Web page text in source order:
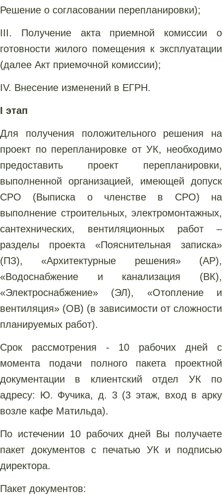
Решение о согласовании перепланировки);
III. Получение акта приемной комиссии о
готовности жилого помещения к эксплуатации
(далее Акт приемочной комиссии);
IV. Внесение изменений в ЕГРН.
I этап
Для получения положительного решения на
проект по перепланировке от УК, необходимо
предоставить проект перепланировки,
выполненной организацией, имеющей допуск
СРО (Выписка о членстве в СРО) на
выполнение строительных, электромонтажных,
сантехнических, вентиляционных работ –
разделы проекта «Пояснительная записка»
(ПЗ), «Архитектурные решения» (АР),
«Водоснабжение и канализация (ВК),
«Электроснабжение» (ЭЛ), «Отопление и
вентиляция» (ОВ) (в зависимости от сложности
планируемых работ).
Срок рассмотрения - 10 рабочих дней с
момента подачи полного пакета проектной
документации в клиентский отдел УК по
адресу: Ю. Фучика, д. 3 (3 этаж, вход в арку
возле кафе Матильда).
По истечении 10 рабочих дней Вы получаете
пакет документов с печатью УК и подписью
директора.
Пакет документов: